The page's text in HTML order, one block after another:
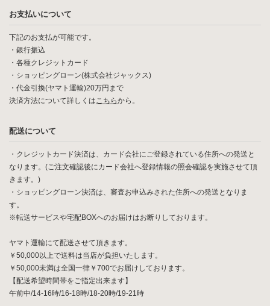
お支払いについて
下記のお支払が可能です。
・銀行振込
・各種クレジットカード
・ショッピングローン(株式会社ジャックス)
・代金引換(ヤマト運輸)20万円まで
決済方法について詳しくはこちらから。
配送について
・クレジットカード決済は、カード会社にご登録されている住所への発送と
なります。(ご注文確認後にカード会社へ登録情報の照会確認を実施させて頂
きます。)
・ショッピングローン決済は、審査お申込みされた住所への発送となりま
す。
※転送サービスや宅配BOXへのお届けはお断りしております。
ヤマト運輸にて配送させて頂きます。
￥50,000以上で送料は当店が負担いたします。
￥50,000未満は全国一律￥700でお届けしております。
【配送希望時間帯をご指定出来ます】
午前中/14-16時/16-18時/18-20時/19-21時